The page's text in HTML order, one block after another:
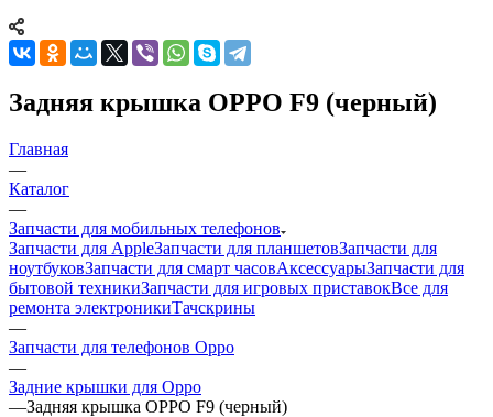
Задняя крышка OPPO F9 (черный)
Главная
—
Каталог
—
Запчасти для мобильных телефонов
Запчасти для AppleЗапчасти для планшетовЗапчасти для
ноутбуковЗапчасти для смарт часовАксессуарыЗапчасти для
бытовой техникиЗапчасти для игровых приставокВсе для
ремонта электроникиТачскрины
—
Запчасти для телефонов Oppo
—
Задние крышки для Oppo
—Задняя крышка OPPO F9 (черный)